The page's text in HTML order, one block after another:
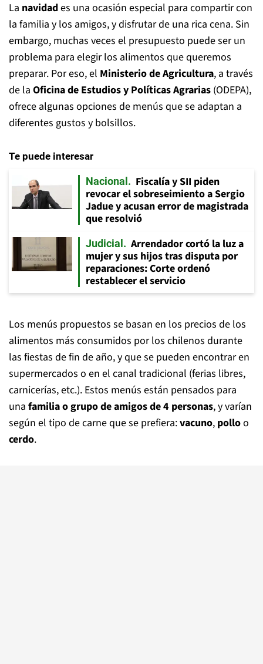
La navidades una ocasión especial para compartir con
la familia y los amigos, y disfrutar de una rica cena. Sin
embargo, muchas veces el presupuesto puede ser un
problema para elegir los alimentos que queremos
preparar. Por eso, el Ministerio de Agricultura, a través
de la Oficina de Estudios y Políticas Agrarias (ODEPA),
ofrece algunas opciones de menús que se adaptan a
diferentes gustos y bolsillos.
Te puede interesar
Nacional
Fiscalía y SII piden
revocar el sobreseimiento a Sergio
Jadue y acusan error de magistrada
que resolvió
Judicial
Arrendador cortó la luz a
mujer y sus hijos tras disputa por
reparaciones: Corte ordenó
restablecer el servicio
Los menús propuestos se basan en los precios de los
alimentos más consumidos por los chilenos durante
las fiestas de fin de año, y que se pueden encontrar en
supermercados o en el canal tradicional (ferias libres,
carnicerías, etc.). Estos menús están pensados para
una familia o grupo de amigos de 4 personas, y varían
según el tipo de carne que se prefiera:vacuno, polloo
cerdo.